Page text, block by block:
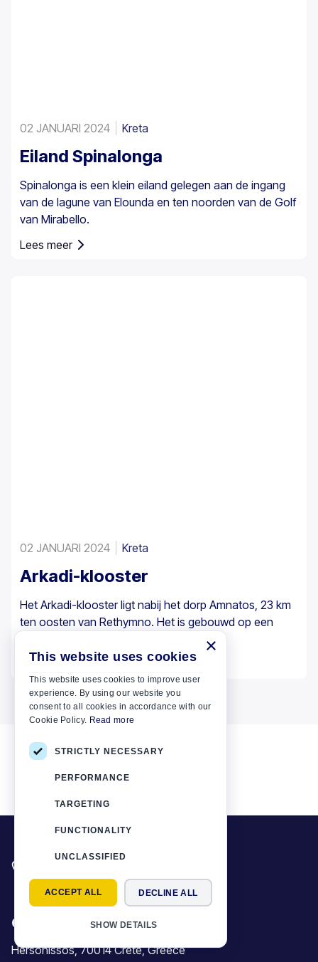
02 JANUARI 2024 Kreta
Eiland Spinalonga
Spinalonga is een klein eiland gelegen aan de ingang
van de lagune van Elounda en ten noorden van de Golf
van Mirabello.
Lees meer
02 JANUARI 2024 Kreta
Arkadi-klooster
Het Arkadi-klooster ligt nabij het dorp Amnatos, 23 km
ten oosten van Rethymno. Het is gebouwd op een
hoogte van 500 m, op een vruchtbare ...
Lees meer
Heeft u iets nodig? Bel ons
+30 6944 833 391
Car Motor Plan
Hersonissos, 70014 Crete, Greece
×
This website uses cookies
This website uses cookies to improve user
experience. By using our website you
consent to all cookies in accordance with our
Cookie Policy. Read more
STRICTLY NECESSARY
PERFORMANCE
TARGETING
FUNCTIONALITY
UNCLASSIFIED
ACCEPT ALL DECLINE ALL
SHOW DETAILS